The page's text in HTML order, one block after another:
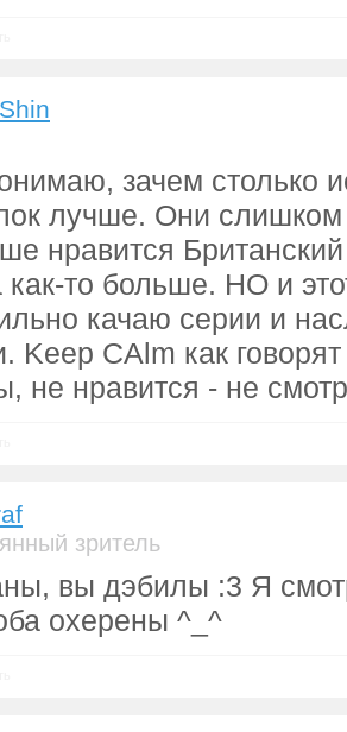
зачем столько
лучше. Они
нравится
как-то больше. НО и
качаю серии и
Keep CAlm как
не нравится - не
зритель
вы дэбилы :3 Я
охерены ^_^